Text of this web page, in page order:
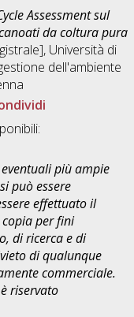
Assessment sul
da coltura pura
Università di
dell'ambiente
più ampie
può essere
effettuato il
per fini
di ricerca e di
di qualunque
commerciale.
riservato